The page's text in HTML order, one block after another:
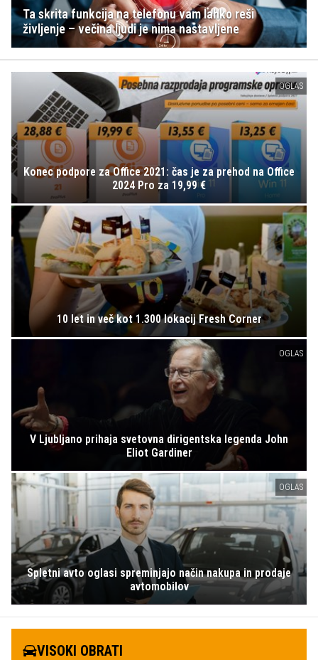
Ta skrita funkcija na telefonu vam lahko reši
življenje – večina ljudi je nima nastavljene
OGLAS
Konec podpore za Office 2021: čas je za prehod na Office
2024 Pro za 19,99 €
10 let in več kot 1.300 lokacij Fresh Corner
OGLAS
V Ljubljano prihaja svetovna dirigentska legenda John
Eliot Gardiner
OGLAS
Spletni avto oglasi spreminjajo način nakupa in prodaje
avtomobilov
VISOKI OBRATI